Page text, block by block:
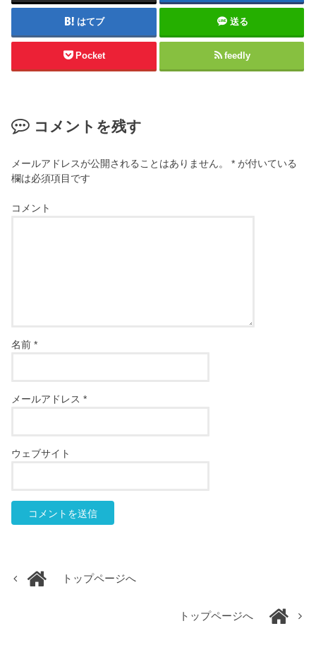
はてブ 送る
Pocket feedly
コメントを残す
メールアドレスが公開されることはありません。 * が付いている
欄は必須項目です
コメント
名前*
メールアドレス*
ウェブサイト
トップページへ
トップページへ